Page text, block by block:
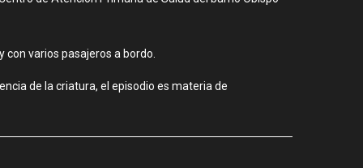
varios pasajeros a bordo.
de la criatura, el episodio es materia de